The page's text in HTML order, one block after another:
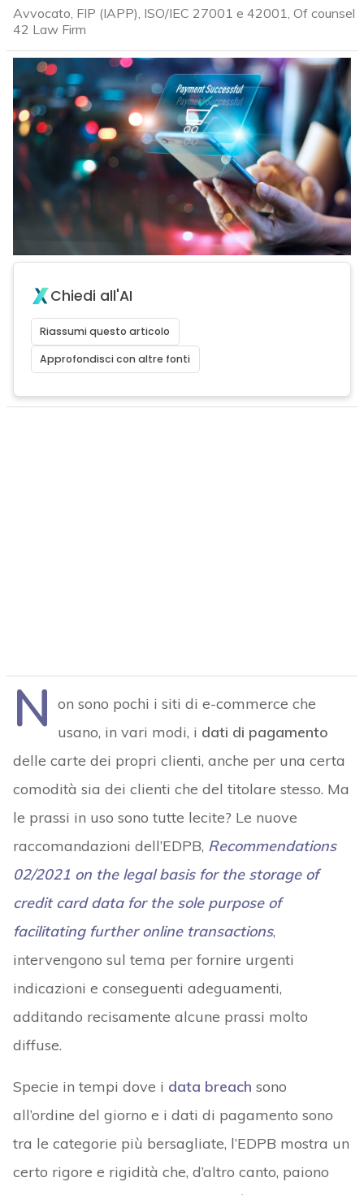
Avvocato, FIP (IAPP), ISO/IEC 27001 e 42001, Of counsel
42 Law Firm
Chiedi all'AI
Riassumi questo articolo
Approfondisci con altre fonti
N on sono pochi i siti di e-commerce che
usano, in vari modi, i dati di pagamento
delle carte dei propri clienti, anche per una certa
comodità sia dei clienti che del titolare stesso. Ma
le prassi in uso sono tutte lecite? Le nuove
raccomandazioni dell’EDPB, Recommendations
02/2021 on the legal basis for the storage of
credit card data for the sole purpose of
facilitating further online transactions,
intervengono sul tema per fornire urgenti
indicazioni e conseguenti adeguamenti,
additando recisamente alcune prassi molto
diffuse.
Specie in tempi dove i data breach sono
all’ordine del giorno e i dati di pagamento sono
tra le categorie più bersagliate, l’EDPB mostra un
certo rigore e rigidità che, d’altro canto, paiono